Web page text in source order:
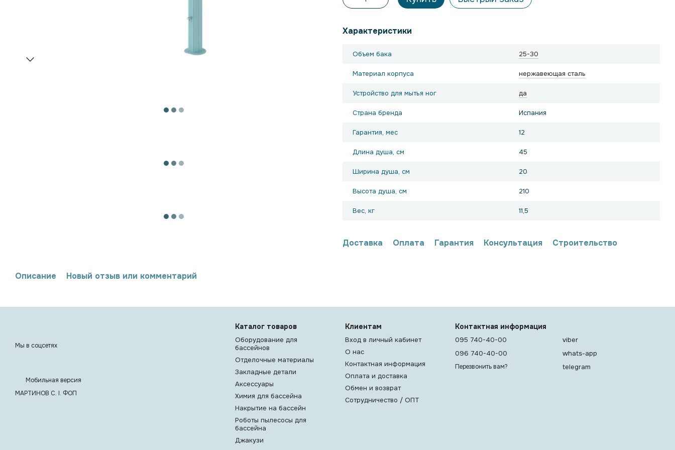
Характеристики
Объем бака 25-30
Материал корпуса нержавеющая сталь
Устройство для мытья ног да
Страна бренда Испания
Гарантия, мес 12
Длина душа, см 45
Ширина душа, см 20
Высота душа, см 210
Вес, кг 11,5
Доставка Оплата Гарантия Консультация Строительство
Описание Новый отзыв или комментарий
Мы в соцсетях
Мобильная версия
МАРТИНОВ С. I. ФОП
Каталог товаров
Оборудование для
бассейнов
Отделочные материалы
Закладные детали
Аксессуары
Химия для бассейна
Накрытие на бассейн
Роботы пылесосы для
бассейна
Джакузи
Клиентам
Вход в личный кабинет
О нас
Контактная информация
Оплата и доставка
Обмен и возврат
Сотрудничество / ОПТ
Контактная информация
095 740-40-00
096 740-40-00
Перезвонить вам?
viber
whats-app
telegram